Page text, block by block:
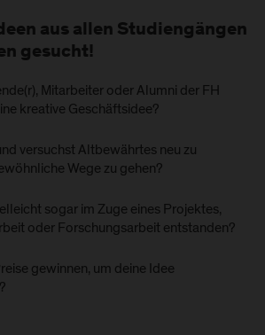
aus allen Studiengängen
gesucht!
Mitarbeiter oder Alumni der FH
kreative Geschäftsidee?
versuchst Altbewährtes neu zu
Wege zu gehen?
sogar im Zuge eines Projektes,
oder Forschungsarbeit entstanden?
gewinnen, um deine Idee